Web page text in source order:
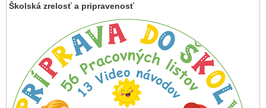
Školská zrelosť a pripravenosť